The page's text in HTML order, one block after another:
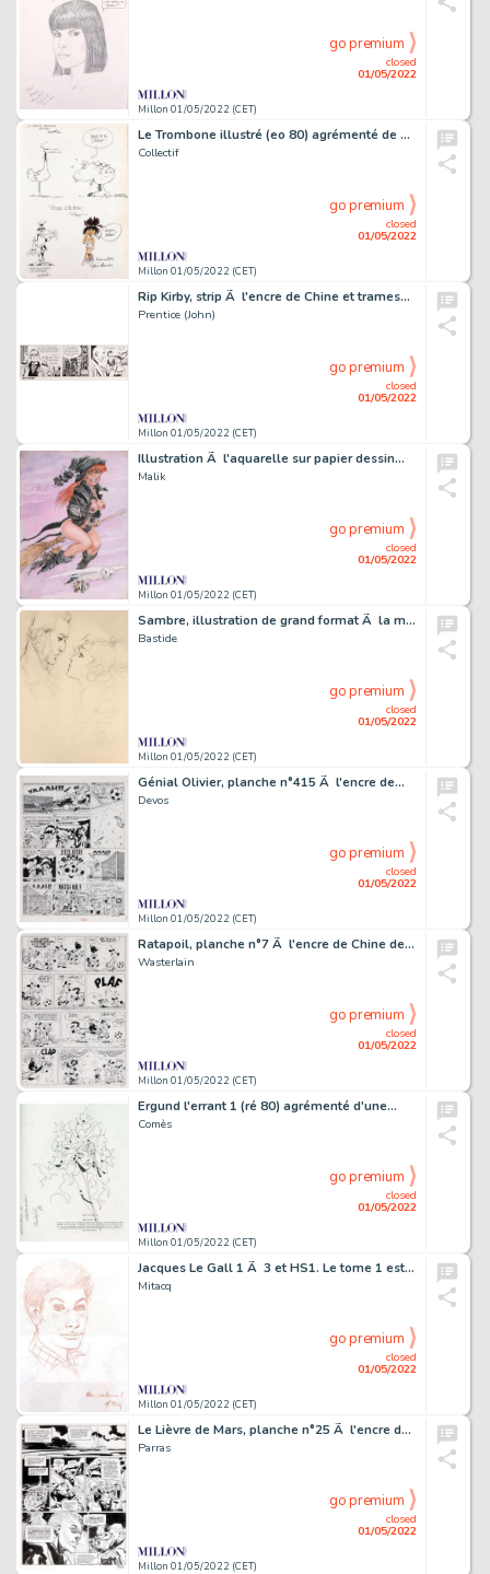
Millon 01/05/2022 (CET)
closed
01/05/2022
go premium
Le Trombone illustré (eo 80) agrémenté de 6…
Collectif
Millon 01/05/2022 (CET)
closed
01/05/2022
go premium
Rip Kirby, strip Ã l'encre de Chine et trames…
Prentice (John)
Millon 01/05/2022 (CET)
closed
01/05/2022
go premium
Illustration Ã l'aquarelle sur papier dessin…
Malik
Millon 01/05/2022 (CET)
closed
01/05/2022
go premium
Sambre, illustration de grand format Ã la mine…
Bastide
Millon 01/05/2022 (CET)
closed
01/05/2022
go premium
Génial Olivier, planche n°415 Ã l'encre de…
Devos
Millon 01/05/2022 (CET)
closed
01/05/2022
go premium
Ratapoil, planche n°7 Ã l'encre de Chine de…
Wasterlain
Millon 01/05/2022 (CET)
closed
01/05/2022
go premium
Ergund l'errant 1 (ré 80) agrémenté d'une…
Comès
Millon 01/05/2022 (CET)
closed
01/05/2022
go premium
Jacques Le Gall 1 Ã 3 et HS1. Le tome 1 est…
Mitacq
Millon 01/05/2022 (CET)
closed
01/05/2022
go premium
Le Lièvre de Mars, planche n°25 Ã l'encre de…
Parras
Millon 01/05/2022 (CET)
closed
01/05/2022
go premium